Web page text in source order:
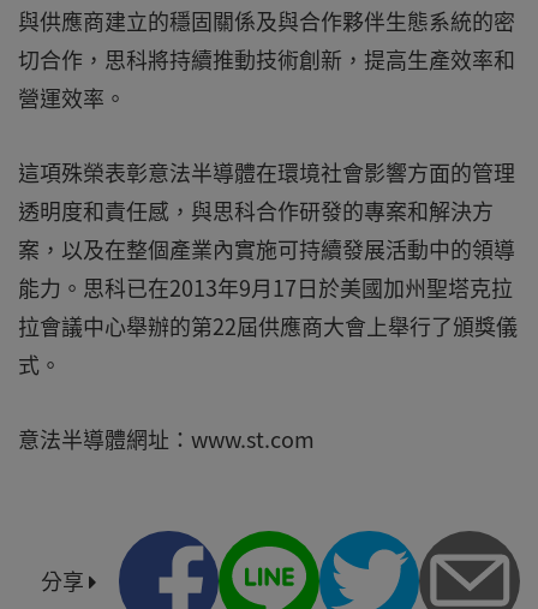
與供應商建立的穩固關係及與合作夥伴生態系統的密
切合作，思科將持續推動技術創新，提高生產效率和
營運效率。
這項殊榮表彰意法半導體在環境社會影響方面的管理
透明度和責任感，與思科合作研發的專案和解決方
案，以及在整個產業內實施可持續發展活動中的領導
能力。思科已在2013年9月17日於美國加州聖塔克拉
拉會議中心舉辦的第22屆供應商大會上舉行了頒獎儀
式。
意法半導體網址：www.st.com
分享